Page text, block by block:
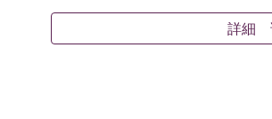
詳細